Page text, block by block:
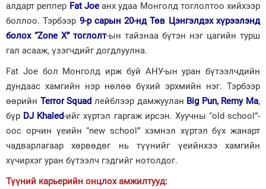
Энтертайнмэнт
Зурхай
алдарт реппер Fat Joeанх удаа Монголд тоглолтоо хийхээр
боллоо. Тэрбээр 9-р сарын 20-нд Төв Цэнгэлдэх хүрээлэнд
болох “Zone X” тоглолт-ын тайзнаа бүтэн нэг цагийн турш
гал асааж, үзэгчдийг догдлуулна.
Fat Joe бол Монголд ирж буй АНУ-ын уран бүтээлчдийн
дундаас хамгийн нэр нөлөө бүхий эрхмийн нэг. Тэрбээр
өөрийн Terror Squad лейблээр дамжуулан Big Pun, Remy Ma,
бүр DJ Khaled-ийг хүртэл гаргаж ирсэн. Хуучны “old school”-
оос орчин үеийн “new school” хэмнэл хүртэл бүх жанарт
чадварлагаар хөрвөдөг нь түүнийг үеийнхээ хамгийн
хүчирхэг уран бүтээлч гэдгийг нотолдог.
Түүний карьерийн онцлох амжилтууд: